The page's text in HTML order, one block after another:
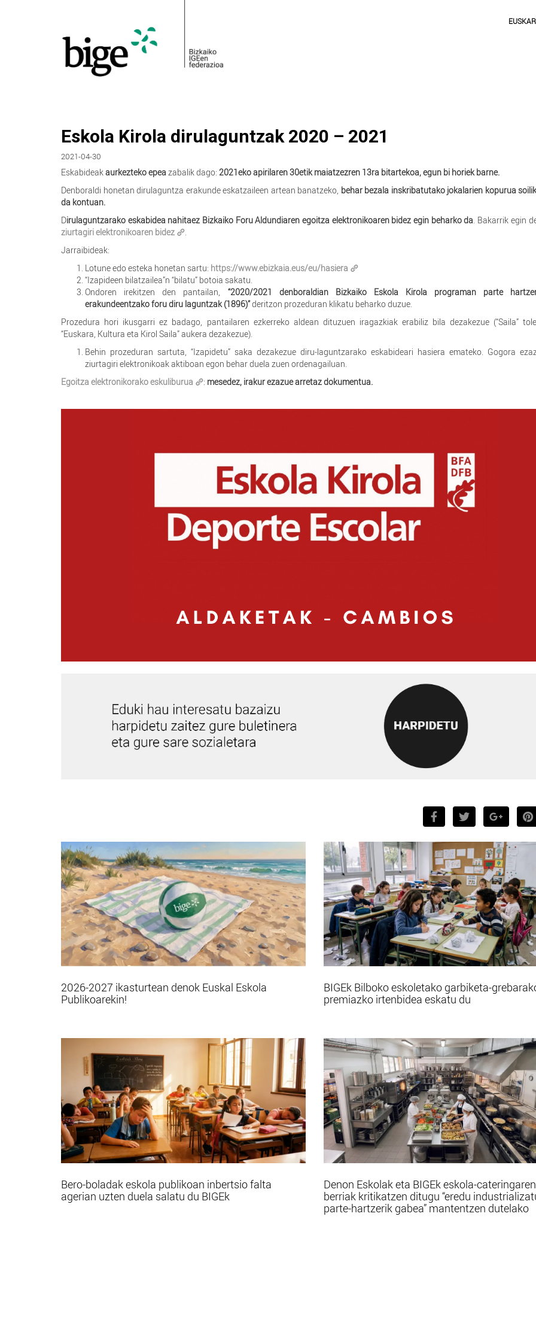
Eskola Kirola dirulaguntzak 2020 – 2021
2021-04-30
Eskabideakaurkezteko epeazabalik dago: 2021eko apirilaren 30etik maiatzezren 13ra bitartekoa, egun bi horiek barne.
Denboraldi honetan dirulaguntza erakunde eskatzaileen artean banatzeko, behar bezala inskribatutako jokalarien kopurua
da kontuan.
Dirulaguntzarako eskabidea nahitaez Bizkaiko Foru Aldundiaren egoitza elektronikoaren bidez egin beharko da. Bakarrik egin
ziurtagiri elektronikoaren bidez
.
Jarraibideak:
Lotune edo esteka honetan sartu: https://www.ebizkaia.eus/eu/hasiera
“Izapideen bilatzailea”n “bilatu” botoia sakatu.
Ondoren irekitzen den pantailan, “2020/2021 denboraldian Bizkaiko Eskola Kirola programan parte
erakundeentzako foru diru laguntzak (1896)”deritzon prozeduran klikatu beharko duzue.
Prozedura hori ikusgarri ez badago, pantailaren ezkerreko aldean dituzuen iragazkiak erabiliz bila dezakezue (“Saila”
“Euskara, Kultura eta Kirol Saila” aukera dezakezue).
Behin prozeduran sartuta, “Izapidetu” saka dezakezue diru-laguntzarako eskabideari hasiera emateko. Gogora
ziurtagiri elektronikoak aktiboan egon behar duela zuen ordenagailuan.
Egoitza elektronikorako eskuliburua
: mesedez, irakur ezazue arretaz dokumentua.
2026-2027 ikasturtean denok Euskal Eskola
Publikoarekin!
BIGEk Bilboko eskoletako garbiketa-
premiazko irtenbidea eskatu du
Bero-boladak eskola publikoan inbertsio falta
agerian uzten duela salatu du BIGEk
Denon Eskolak eta BIGEk eskola-
berriak kritikatzen ditugu “eredu
parte-hartzerik gabea” mantentzen dutelako